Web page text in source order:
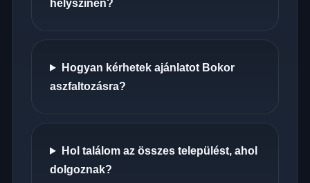
helyszínén?
Hogyan kérhetek ajánlatot Bokor
aszfaltozásra?
Hol találom az összes települést, ahol
dolgoznak?